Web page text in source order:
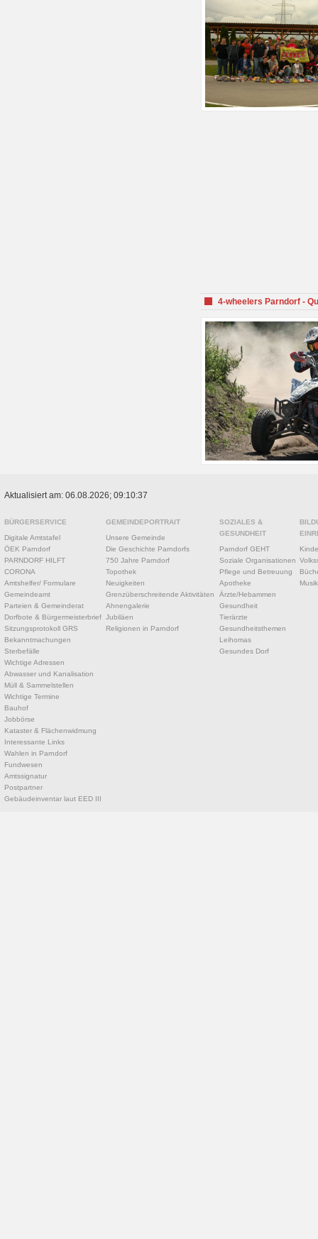
4-wheelers Parndorf -
Aktualisiert am: 06.08.2026; 09:10:37
BÜRGERSERVICE
Digitale Amtstafel
ÖEK Parndorf
PARNDORF HILFT
CORONA
Amtshelfer/ Formulare
Gemeindeamt
Parteien & Gemeinderat
Dorfbote & Bürgermeisterbrief
Sitzungsprotokoll GRS
Bekanntmachungen
Sterbefälle
Wichtige Adressen
Abwasser und Kanalisation
Müll & Sammelstellen
Wichtige Termine
Bauhof
Jobbörse
Kataster & Flächenwidmung
Interessante Links
Wahlen in Parndorf
Fundwesen
Amtssignatur
Postpartner
Gebäudeinventar laut EED III
GEMEINDEPORTRAIT
Unsere Gemeinde
Die Geschichte Parndorfs
750 Jahre Parndorf
Topothek
Neuigkeiten
Grenzüberschreitende Aktivitäten
Ahnengalerie
Jubiläen
Religionen in Parndorf
SOZIALES &
GESUNDHEIT
Parndorf GEHT
Soziale Organisationen
Pflege und Betreuung
Apotheke
Ärzte/Hebammen
Gesundheit
Tierärzte
Gesundheitsthemen
Leihomas
Gesundes Dorf